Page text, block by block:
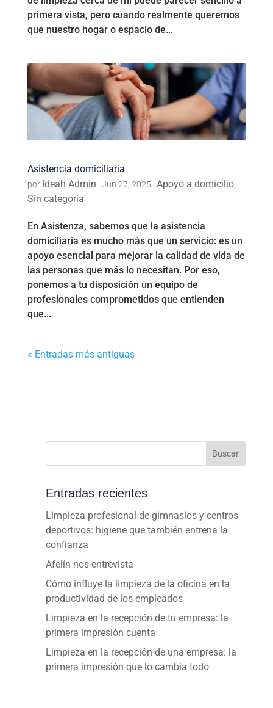
primera vista, pero cuando realmente queremos
que nuestro hogar o espacio de...
Asistencia domiciliaria
por Ideah Admin | Jun 27, 2025 | Apoyo a domicilio,
Sin categoría
En Asistenza, sabemos que la asistencia
domiciliaria es mucho más que un servicio: es un
apoyo esencial para mejorar la calidad de vida de
las personas que más lo necesitan. Por eso,
ponemos a tu disposición un equipo de
profesionales comprometidos que entienden
que...
« Entradas más antiguas
Buscar
Entradas recientes
Limpieza profesional de gimnasios y centros
deportivos: higiene que también entrena la
confianza
Afelín nos entrevista
Cómo influye la limpieza de la oficina en la
productividad de los empleados
Limpieza en la recepción de tu empresa: la
primera impresión cuenta
Limpieza en la recepción de una empresa: la
primera impresión que lo cambia todo